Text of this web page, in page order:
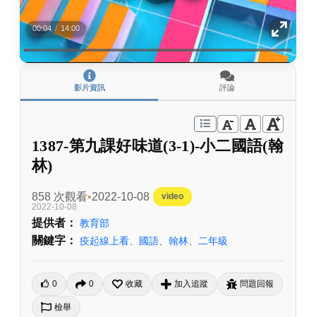
00:04 / 14:00
影片資訊 評論
1387-第九課好味道(3-1)-小二國語(翰
林)
858 次觀看 2022-10-08
video
2022-10-08
提供者： 教育部
關鍵字： 疫起線上看 國語 翰林 二年級
0 0 收藏 加入追蹤 問題回報
檢舉